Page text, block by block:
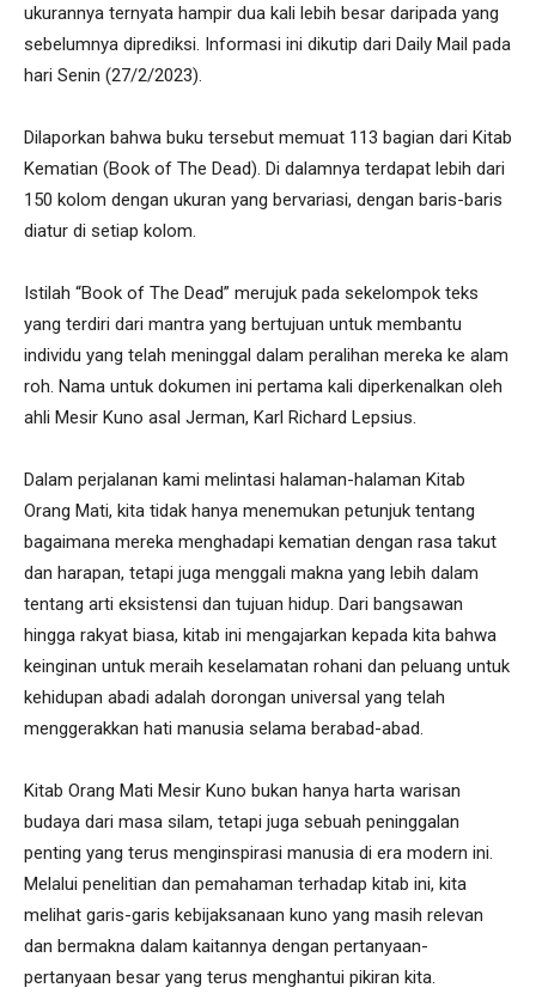
ukurannya ternyata hampir dua kali lebih besar daripada yang
sebelumnya diprediksi. Informasi ini dikutip dari Daily Mail pada
hari Senin (27/2/2023).
Dilaporkan bahwa buku tersebut memuat 113 bagian dari Kitab
Kematian (Book of The Dead). Di dalamnya terdapat lebih dari
150 kolom dengan ukuran yang bervariasi, dengan baris-baris
diatur di setiap kolom.
Istilah “Book of The Dead” merujuk pada sekelompok teks
yang terdiri dari mantra yang bertujuan untuk membantu
individu yang telah meninggal dalam peralihan mereka ke alam
roh. Nama untuk dokumen ini pertama kali diperkenalkan oleh
ahli Mesir Kuno asal Jerman, Karl Richard Lepsius.
Dalam perjalanan kami melintasi halaman-halaman Kitab
Orang Mati, kita tidak hanya menemukan petunjuk tentang
bagaimana mereka menghadapi kematian dengan rasa takut
dan harapan, tetapi juga menggali makna yang lebih dalam
tentang arti eksistensi dan tujuan hidup. Dari bangsawan
hingga rakyat biasa, kitab ini mengajarkan kepada kita bahwa
keinginan untuk meraih keselamatan rohani dan peluang untuk
kehidupan abadi adalah dorongan universal yang telah
menggerakkan hati manusia selama berabad-abad.
Kitab Orang Mati Mesir Kuno bukan hanya harta warisan
budaya dari masa silam, tetapi juga sebuah peninggalan
penting yang terus menginspirasi manusia di era modern ini.
Melalui penelitian dan pemahaman terhadap kitab ini, kita
melihat garis-garis kebijaksanaan kuno yang masih relevan
dan bermakna dalam kaitannya dengan pertanyaan-
pertanyaan besar yang terus menghantui pikiran kita.